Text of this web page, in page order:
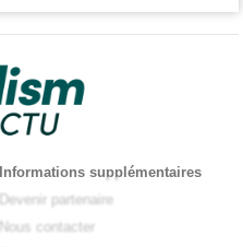
Informations supplémentaires
Devenir partenaire
Nous contacter